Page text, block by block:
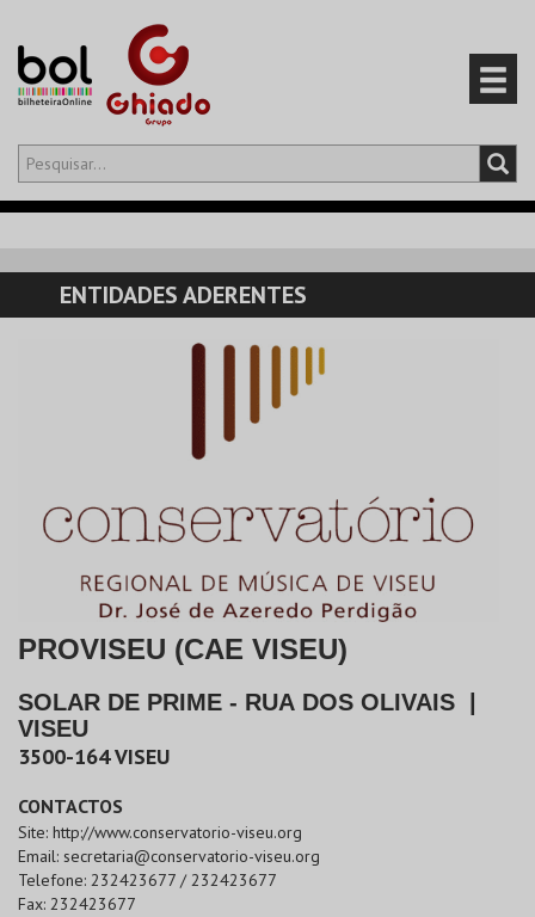
Olá,iniciar sessão
CARRINHO
EVENTOS
ENTIDADES ADERENTES
PROVISEU (CAE VISEU)
SOLAR DE PRIME - RUA DOS OLIVAIS
VISEU
3500-164VISEU
CONTACTOS
Site: http://www.conservatorio-viseu.org
Email: secretaria@conservatorio-viseu.org
Telefone: 232423677 / 232423677
Fax: 232423677